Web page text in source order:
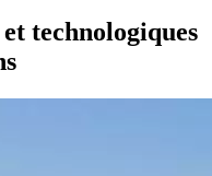
technologiques